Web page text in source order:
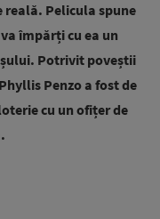
reală. Pelicula spune
împărți cu ea un
Potrivit poveștii
Penzo a fost de
cu un ofițer de